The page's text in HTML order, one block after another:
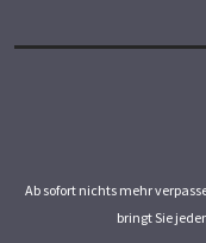
Ab sofort nichts mehr
bringt Sie